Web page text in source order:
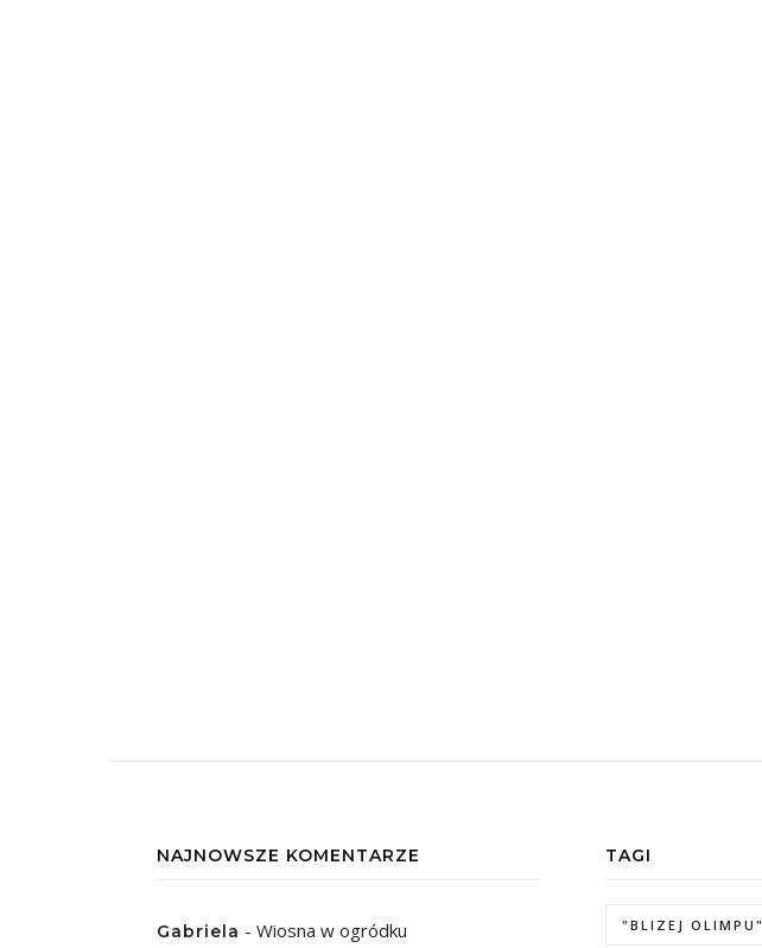
NAJNOWSZE KOMENTARZE
Gabriela - Wiosna w ogródku
TAGI
"BLIZEJ OLIMPU"